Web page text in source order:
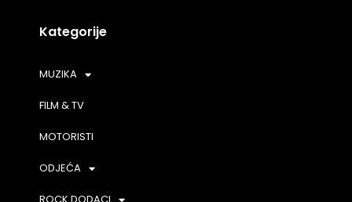
Kategorije
MUZIKA
FILM & TV
MOTORISTI
ODJEĆA